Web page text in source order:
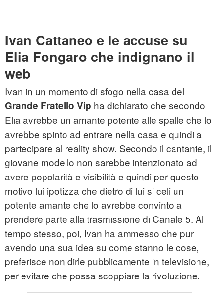
Ivan Cattaneo e le accuse su
Elia Fongaro che indignano il
web
Ivan in un momento di sfogo nella casa del
Grande Fratello Vip ha dichiarato che secondo
Elia avrebbe un amante potente alle spalle che lo
avrebbe spinto ad entrare nella casa e quindi a
partecipare al reality show. Secondo il cantante, il
giovane modello non sarebbe intenzionato ad
avere popolarità e visibilità e quindi per questo
motivo lui ipotizza che dietro di lui si celi un
potente amante che lo avrebbe convinto a
prendere parte alla trasmissione di Canale 5. Al
tempo stesso, poi, Ivan ha ammesso che pur
avendo una sua idea su come stanno le cose,
preferisce non dirle pubblicamente in televisione,
per evitare che possa scoppiare la rivoluzione.